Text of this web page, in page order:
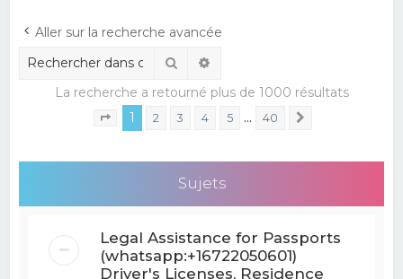
Aller sur la recherche avancée
Rechercher
La recherche a retourné plus de 1000 résultats
Page sur 40
1 2 3 4 5 … 40
Sujets
Legal Assistance for Passports
(whatsapp:+16722050601)
Driver's Licenses, Residence